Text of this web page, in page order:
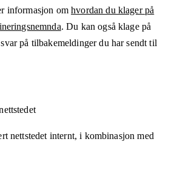
informasjon omhvordan du klager på
. Du kan også klage på
på tilbakemeldinger du har sendt til
nettstedet internt, i kombinasjon med